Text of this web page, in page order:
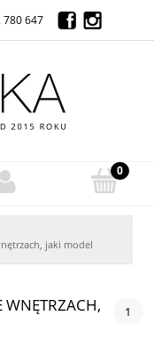
780 647
jaki model
WNĘTRZACH,
1